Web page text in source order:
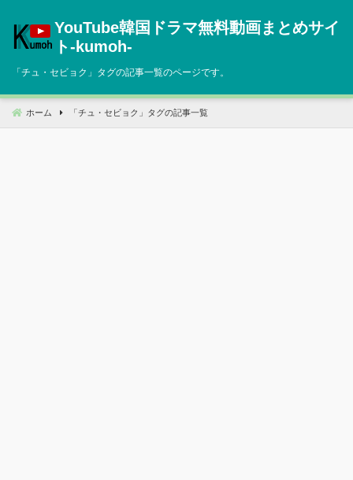
へ
動
YouTube韓国ドラマ無料動画まとめサイ
ト‐kumoh‐
「チュ・セビョク 」タグの記事一覧のページです。
ホーム 「 チュ・セビョク 」タグの記事一覧